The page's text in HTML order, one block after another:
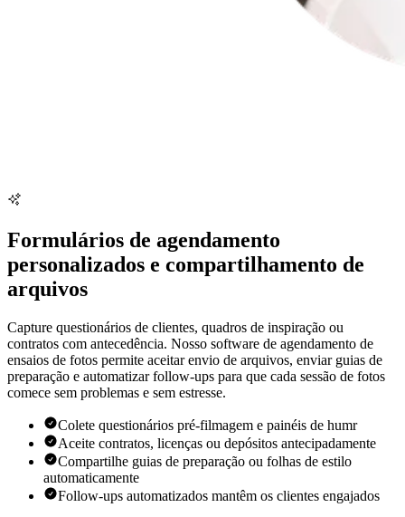
Formulários de agendamento
personalizados e compartilhamento de
arquivos
Capture questionários de clientes, quadros de inspiração ou
contratos com antecedência. Nosso software de agendamento de
ensaios de fotos permite aceitar envio de arquivos, enviar guias de
preparação e automatizar follow-ups para que cada sessão de fotos
comece sem problemas e sem estresse.
Colete questionários pré-filmagem e painéis de humr
Aceite contratos, licenças ou depósitos antecipadamente
Compartilhe guias de preparação ou folhas de estilo
automaticamente
Follow-ups automatizados mantêm os clientes engajados